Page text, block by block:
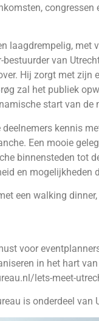
congressen
laagdrempelig, met
bestuurder van
Hij zorgt met zijn
zal het publiek
start van de
kennis
Een mooie
binnensteden tot
en mogelijkheden
een walking
voor
in het hart
lets-meet-
is onderdeel van